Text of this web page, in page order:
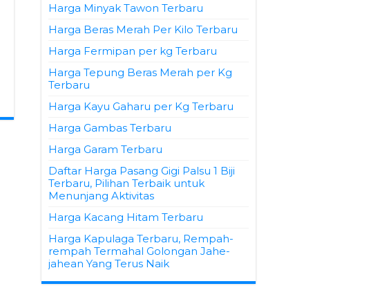
Harga Minyak Tawon Terbaru
Harga Beras Merah Per Kilo Terbaru
Harga Fermipan per kg Terbaru
Harga Tepung Beras Merah per Kg
Terbaru
Harga Kayu Gaharu per Kg Terbaru
Harga Gambas Terbaru
Harga Garam Terbaru
Daftar Harga Pasang Gigi Palsu 1 Biji
Terbaru, Pilihan Terbaik untuk
Menunjang Aktivitas
Harga Kacang Hitam Terbaru
Harga Kapulaga Terbaru, Rempah-
rempah Termahal Golongan Jahe-
jahean Yang Terus Naik